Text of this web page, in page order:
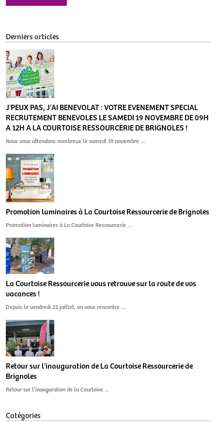
Derniers articles
J'PEUX PAS, J'AI BENEVOLAT : VOTRE EVENEMENT SPECIAL
RECRUTEMENT BENEVOLES LE SAMEDI 19 NOVEMBRE DE 09H
A 12H A LA COURTOISE RESSOURCERIE DE BRIGNOLES !
Nous vous attendons nombreux le samedi 19 novembre …
Promotion luminaires à La Courtoise Ressourcerie de Brignoles
Promotion luminaires à La Courtoise Ressourcerie …
La Courtoise Ressourcerie vous retrouve sur la route de vos
vacances !
Depuis le vendredi 22 juillet, on vous rencontre …
Retour sur l'inauguration de La Courtoise Ressourcerie de
Brignoles
Retour sur l’inauguration de la Courtoise …
Catégories